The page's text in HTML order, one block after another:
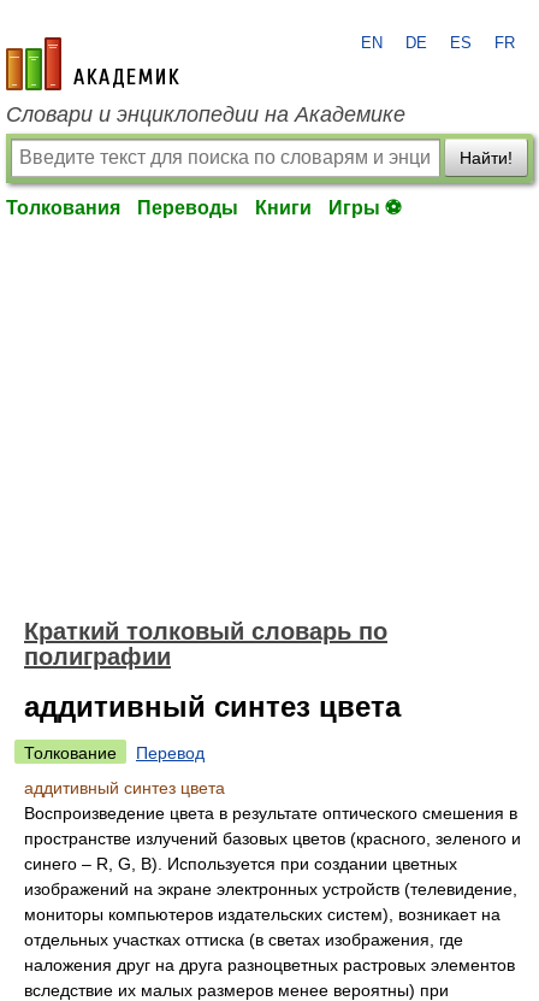
academic.ru
EN DE ES FR
Словари и энциклопедии на Академике
Найти!
Толкования Переводы Книги Игры ⚽
Краткий толковый словарь по
полиграфии
аддитивный синтез цвета
Толкование
Перевод
аддитивный синтез цвета
Воспроизведение цвета в результате оптического смешения в
пространстве излучений базовых цветов (красного, зеленого и
синего – R, G, В). Используется при создании цветных
изображений на экране электронных устройств (телевидение,
мониторы компьютеров издательских систем), возникает на
отдельных участках оттиска (в светах изображения, где
наложения друг на друга разноцветных растровых элементов
вследствие их малых размеров менее вероятны) при